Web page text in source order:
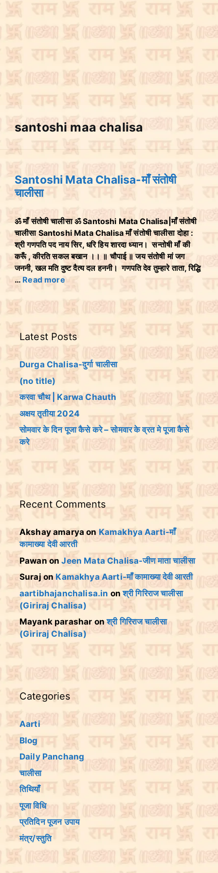
santoshi maa chalisa
Santoshi Mata Chalisa-माँ संतोषी
चालीसा
ॐ माँ संतोषी चालीसा ॐ Santoshi Mata Chalisa|माँ संतोषी
चालीसा Santoshi Mata Chalisa माँ संतोषी चालीसा दोहा :
श्री गणपति पद नाय सिर, धरि हिय शारदा ध्यान। सन्तोषी माँ की
करूँ , कीरति सकल बखान ।। ॥ चौपाई ॥ जय संतोषी मां जग
जननी, खल मति दुष्ट दैत्य दल हननी। गणपति देव तुम्हारे ताता, रिद्धि
… Read more
Latest Posts
Durga Chalisa-दुर्गा चालीसा
(no title)
करवा चौथ | Karwa Chauth
अक्षय तृतीया 2024
सोमवार के दिन पूजा कैसे करे – सोमवार के व्रत मे पूजा कैसे
करे
Recent Comments
Akshay amarya on Kamakhya Aarti-माँ
कामाख्या देवी आरती
Pawan onJeen Mata Chalisa-जीण माता चालीसा
SurajonKamakhya Aarti-माँ कामाख्या देवी आरती
aartibhajanchalisa.in onश्री गिरिराज चालीसा
(Giriraj Chalisa)
Mayank parashar onश्री गिरिराज चालीसा
(Giriraj Chalisa)
Categories
Aarti
Blog
Daily Panchang
चालीसा
तिथियांँ
पूजा विधि
प्रतिदिन पूजन उपाय
मंत्र/स्तुति